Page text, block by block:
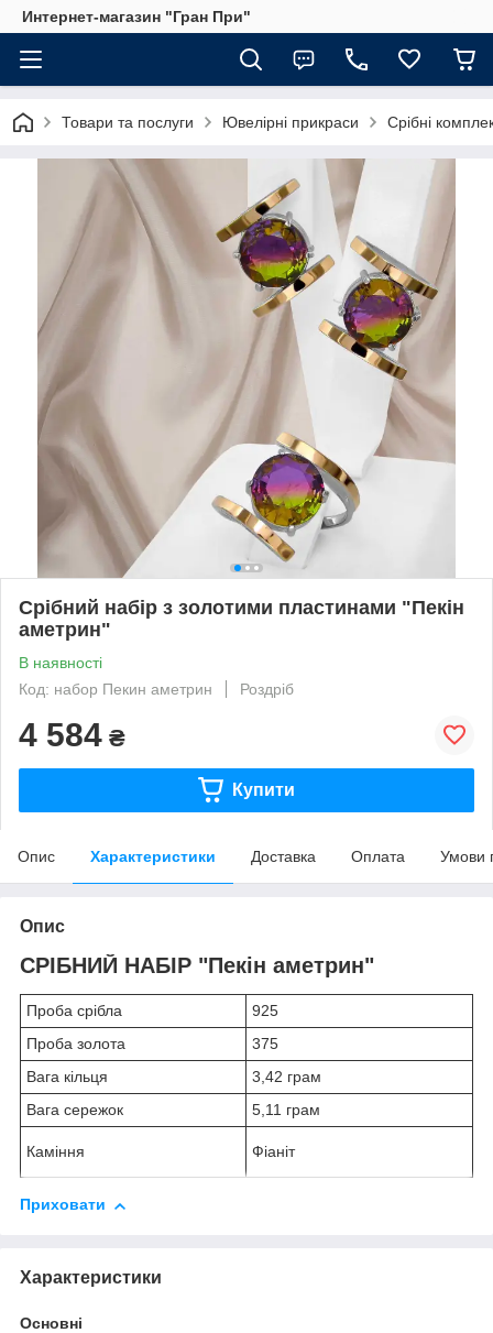
Интернет-магазин "Гран При"
Товари та послуги Ювелірні прикраси Срібні
Срібний набір з золотими пластинами "Пекін
аметрин"
В наявності
Код: набор Пекин аметрин
Роздріб
4 584 ₴
Купити
Опис Характеристики Доставка Оплата Умови
Опис
СРІБНИЙ НАБІР "Пекін аметрин"
Проба срібла
925
Проба золота
375
Вага кільця
3,42 грам
Вага сережок
5,11 грам
Каміння Фіаніт
Приховати
Характеристики
Основні